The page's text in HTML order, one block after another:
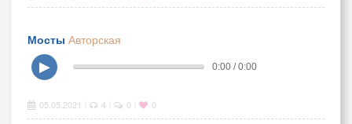
Мосты Авторская
▶
0:00 / 0:00
05.05.2021 4 0 0